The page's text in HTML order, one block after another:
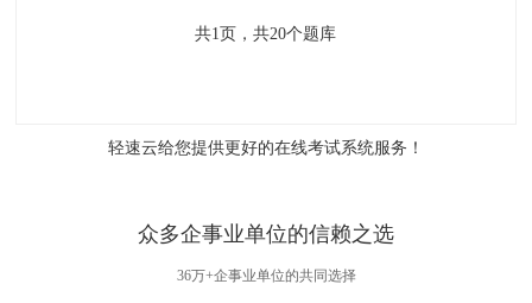
共1页，共20个题库
轻速云给您提供更好的在线考试系统服务！
众多企事业单位的信赖之选
36万+企事业单位的共同选择